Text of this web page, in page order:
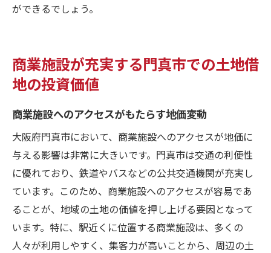
ができるでしょう。
商業施設が充実する門真市での土地借
地の投資価値
商業施設へのアクセスがもたらす地価変動
大阪府門真市において、商業施設へのアクセスが地価に
与える影響は非常に大きいです。門真市は交通の利便性
に優れており、鉄道やバスなどの公共交通機関が充実し
ています。このため、商業施設へのアクセスが容易であ
ることが、地域の土地の価値を押し上げる要因となって
います。特に、駅近くに位置する商業施設は、多くの
人々が利用しやすく、集客力が高いことから、周辺の土